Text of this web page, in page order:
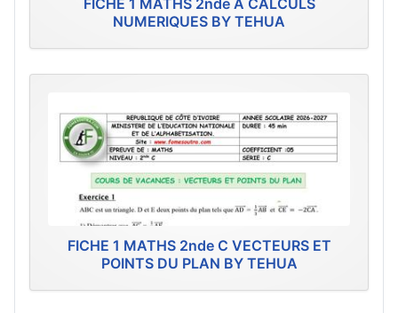
FICHE 1 MATHS 2nde A CALCULS
NUMERIQUES BY TEHUA
FICHE 1 MATHS 2nde C VECTEURS ET
POINTS DU PLAN BY TEHUA